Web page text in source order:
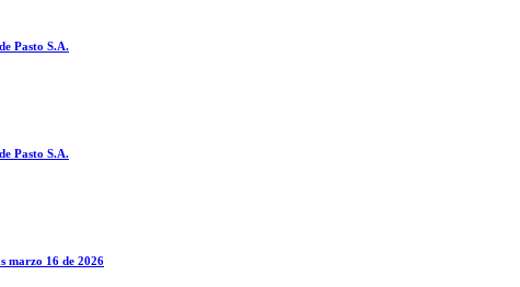
Pasto S.A.
Pasto S.A.
marzo 16 de 2026